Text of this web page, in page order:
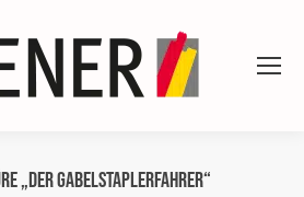
„Der Gabelstaplerfahrer“